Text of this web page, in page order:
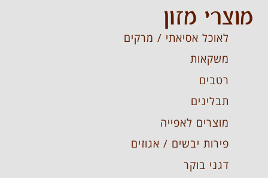
מוצרי מזון
לאוכל אסיאתי / מרקים
משקאות
רטבים
תבלינים
מוצרים לאפייה
פירות יבשים / אגוזים
דגני בוקר